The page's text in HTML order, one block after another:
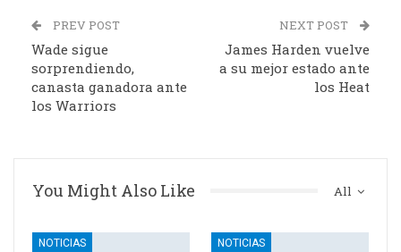
PREV POST
Wade sigue
sorprendiendo,
canasta ganadora ante
los Warriors
NEXT POST
James Harden vuelve
a su mejor estado ante
los Heat
All
You Might Also Like
NOTICIAS NOTICIAS